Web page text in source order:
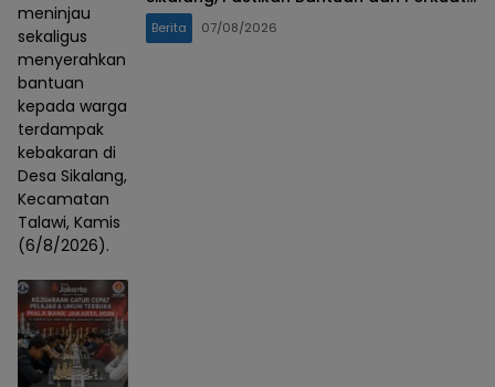
meninjau
sekaligus
menyerahkan
bantuan
kepada warga
terdampak
kebakaran di
Desa Sikalang,
Kecamatan
Talawi, Kamis
(6/8/2026).
Mitigasi Bencana
Berita 07/08/2026